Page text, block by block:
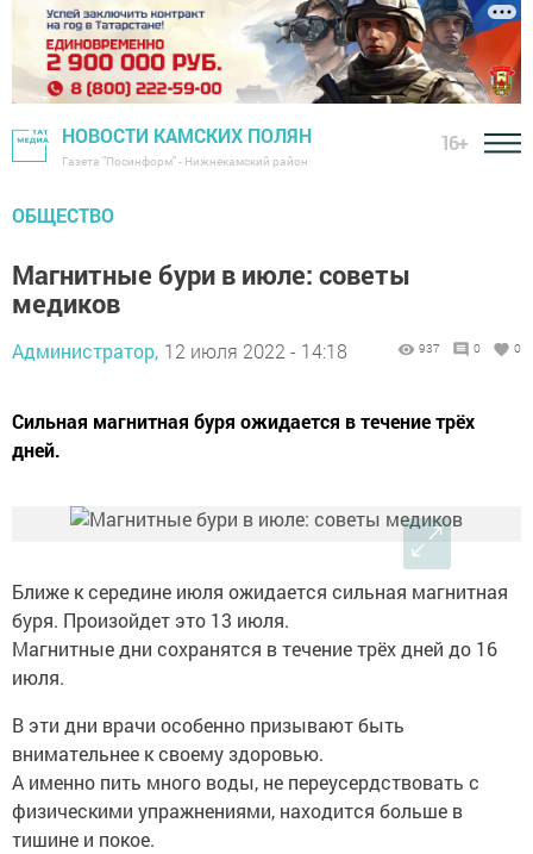
НОВОСТИ КАМСКИХ ПОЛЯН
Газета "Посинформ" - Нижнекамский район
16+
ОБЩЕСТВО
Магнитные бури в июле: советы
медиков
Администратор, 12 июля 2022 - 14:18 937 0 0
Сильная магнитная буря ожидается в течение трёх
дней.
Ближе к середине июля ожидается сильная магнитная
буря. Произойдет это 13 июля.
Магнитные дни сохранятся в течение трёх дней до 16
июля.
В эти дни врачи особенно призывают быть
внимательнее к своему здоровью.
А именно пить много воды, не переусердствовать с
физическими упражнениями, находится больше в
тишине и покое.